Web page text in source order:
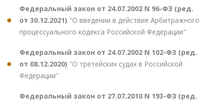
Федеральный закон от 24.07.2002 N 96-ФЗ (ред.
от 30.12.2021) "О введении в действие Арбитражного
процессуального кодекса Российской Федерации"
Федеральный закон от 24.07.2002 N 102-ФЗ (ред.
от 08.12.2020) "О третейских судах в Российской
Федерации"
Федеральный закон от 27.07.2010 N 193-ФЗ (ред.